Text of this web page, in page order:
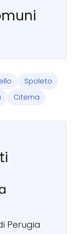
Spoleto
Citerna
Perugia